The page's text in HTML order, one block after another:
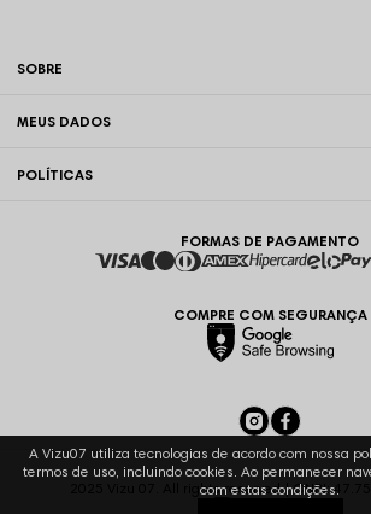
SOBRE
MEUS DADOS
POLÍTICAS
FORMAS DE PAGAMENTO
COMPRE COM SEGURANÇA
2025 Vizu 07. All rights reserved | CNPJ:
A Vizu07 utiliza tecnologias de acordo com nossa
termos de uso, incluindo cookies. Ao permanecer
com estas condições.